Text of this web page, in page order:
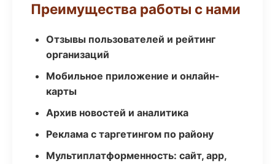
Преимущества работы с нами
Отзывы пользователей и рейтинг
организаций
Мобильное приложение и онлайн-
карты
Архив новостей и аналитика
Реклама с таргетингом по району
Мультиплатформенность: сайт, app,